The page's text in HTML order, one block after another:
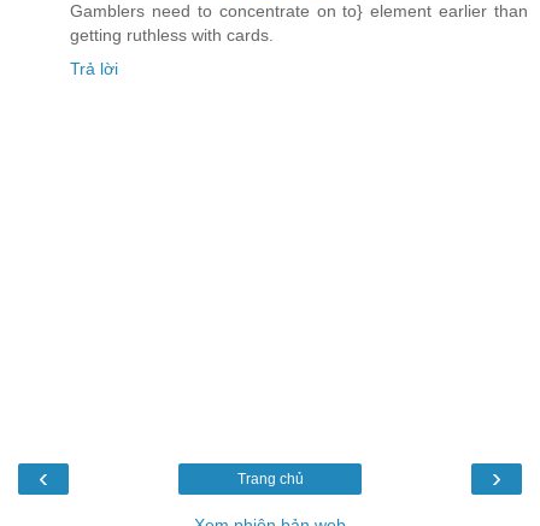
Gamblers need to concentrate on to} element earlier than
getting ruthless with cards.
Trả lời
‹ ›
Trang chủ